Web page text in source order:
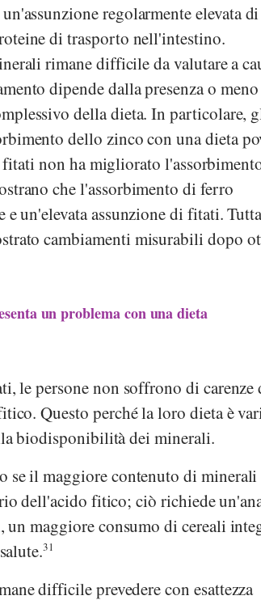
regolarmente elevata di
di trasporto nell'intestino.
rimane difficile da valutare a
dipende dalla presenza o
della dieta. In particolare,
dello zinco con una dieta
non ha migliorato
che l'assorbimento di ferro
un'elevata assunzione di fitati.
cambiamenti misurabili dopo
un problema con una dieta
le persone non soffrono di carenze
Questo perché la loro dieta è
biodisponibilità dei minerali.
se il maggiore contenuto di minerali
dell'acido fitico; ciò richiede
maggiore consumo di cereali
31
difficile prevedere con esattezza